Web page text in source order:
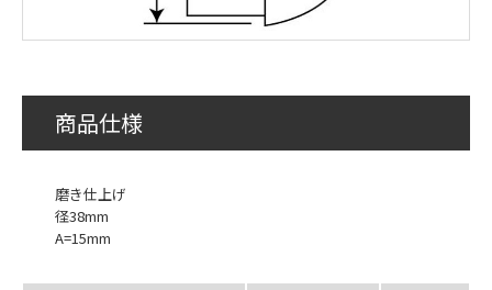
商品仕様
磨き仕上げ
径38mm
A=15mm